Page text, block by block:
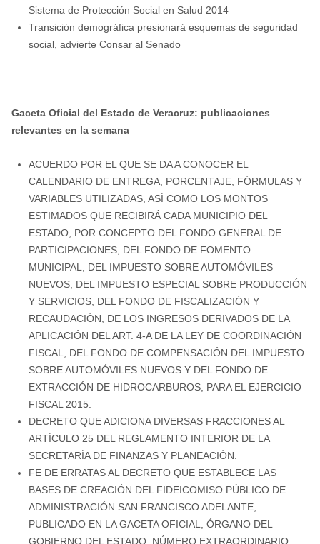
Sistema de Protección Social en Salud 2014
Transición demográfica presionará esquemas de seguridad
social, advierte Consar al Senado
Gaceta Oficial del Estado de Veracruz: publicaciones
relevantes en la semana
ACUERDO POR EL QUE SE DA A CONOCER EL
CALENDARIO DE ENTREGA, PORCENTAJE, FÓRMULAS Y
VARIABLES UTILIZADAS, ASÍ COMO LOS MONTOS
ESTIMADOS QUE RECIBIRÁ CADA MUNICIPIO DEL
ESTADO, POR CONCEPTO DEL FONDO GENERAL DE
PARTICIPACIONES, DEL FONDO DE FOMENTO
MUNICIPAL, DEL IMPUESTO SOBRE AUTOMÓVILES
NUEVOS, DEL IMPUESTO ESPECIAL SOBRE PRODUCCIÓN
Y SERVICIOS, DEL FONDO DE FISCALIZACIÓN Y
RECAUDACIÓN, DE LOS INGRESOS DERIVADOS DE LA
APLICACIÓN DEL ART. 4-A DE LA LEY DE COORDINACIÓN
FISCAL, DEL FONDO DE COMPENSACIÓN DEL IMPUESTO
SOBRE AUTOMÓVILES NUEVOS Y DEL FONDO DE
EXTRACCIÓN DE HIDROCARBUROS, PARA EL EJERCICIO
FISCAL 2015.
DECRETO QUE ADICIONA DIVERSAS FRACCIONES AL
ARTÍCULO 25 DEL REGLAMENTO INTERIOR DE LA
SECRETARÍA DE FINANZAS Y PLANEACIÓN.
FE DE ERRATAS AL DECRETO QUE ESTABLECE LAS
BASES DE CREACIÓN DEL FIDEICOMISO PÚBLICO DE
ADMINISTRACIÓN SAN FRANCISCO ADELANTE,
PUBLICADO EN LA GACETA OFICIAL, ÓRGANO DEL
GOBIERNO DEL ESTADO, NÚMERO EXTRAORDINARIO